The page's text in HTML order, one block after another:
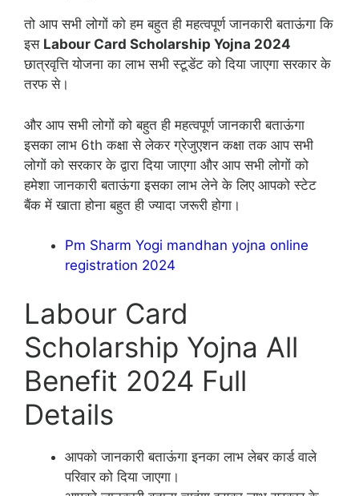
तो आप सभी लोगों को हम बहुत ही महत्वपूर्ण जानकारी बताऊंगा कि
इस Labour Card Scholarship Yojna 2024
छात्रवृत्ति योजना का लाभ सभी स्टूडेंट को दिया जाएगा सरकार के
तरफ से।
और आप सभी लोगों को बहुत ही महत्वपूर्ण जानकारी बताऊंगा
इसका लाभ 6th कक्षा से लेकर ग्रेजुएशन कक्षा तक आप सभी
लोगों को सरकार के द्वारा दिया जाएगा और आप सभी लोगों को
हमेशा जानकारी बताऊंगा इसका लाभ लेने के लिए आपको स्टेट
बैंक में खाता होना बहुत ही ज्यादा जरूरी होगा।
Pm Sharm Yogi mandhan yojna online
registration 2024
Labour Card
Scholarship Yojna All
Benefit 2024 Full
Details
आपको जानकारी बताऊंगा इनका लाभ लेबर कार्ड वाले
परिवार को दिया जाएगा।